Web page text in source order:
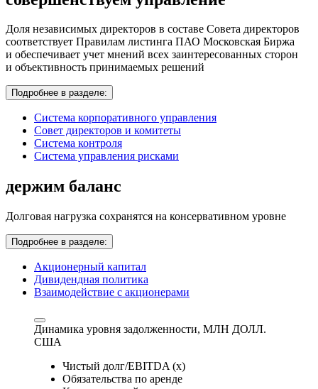
Доля независимых директоров в составе Совета директоров
соответствует Правилам листинга ПАО Московская Биржа
и обеспечивает учет мнений всех заинтересованных сторон
и объективность принимаемых решений
Подробнее в разделе:
Система корпоративного управления
Совет директоров и комитеты
Система контроля
Система управления рисками
держим баланс
Долговая нагрузка сохранятся на консервативном уровне
Подробнее в разделе:
Акционерный капитал
Дивидендная политика
Взаимодействие с акционерами
Динамика уровня задолженности, МЛН ДОЛЛ.
США
Чистый долг/EBITDA (x)
Обязательства по аренде